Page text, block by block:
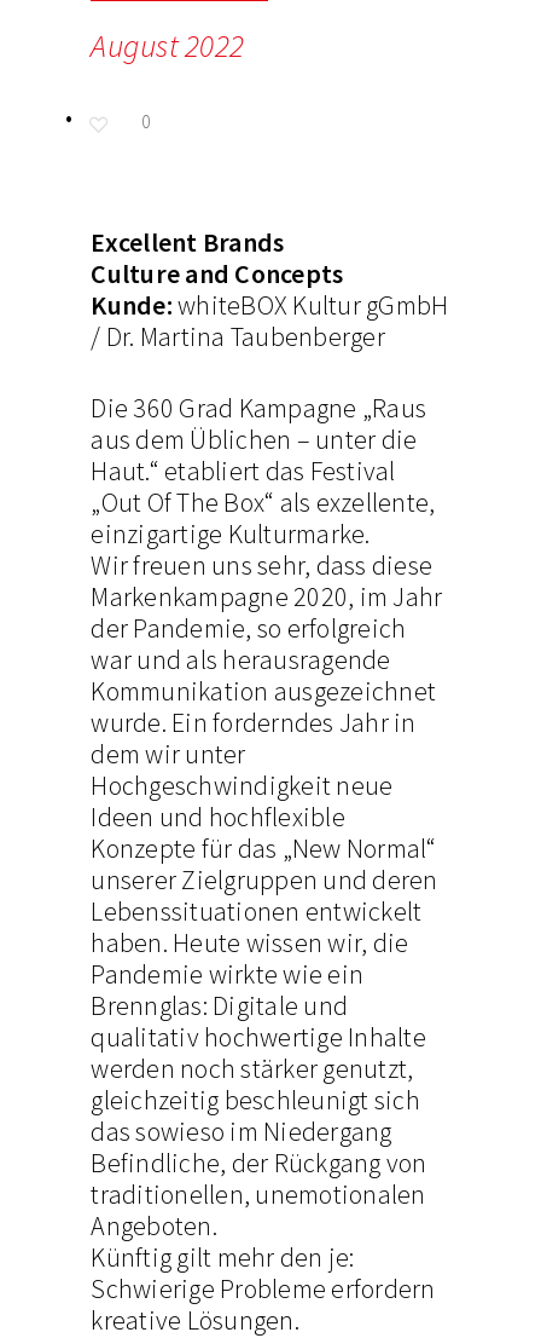
August 2022
0
Excellent Brands
Culture and Concepts
Kunde:whiteBOX Kultur gGmbH
/ Dr. Martina Taubenberger
Die 360 Grad Kampagne „Raus
aus dem Üblichen – unter die
Haut.“ etabliert das Festival
„Out Of The Box“ als exzellente,
einzigartige Kulturmarke.
Wir freuen uns sehr, dass diese
Markenkampagne 2020, im Jahr
der Pandemie, so erfolgreich
war und als herausragende
Kommunikation ausgezeichnet
wurde. Ein forderndes Jahr in
dem wir unter
Hochgeschwindigkeit neue
Ideen und hochflexible
Konzepte für das „New Normal“
unserer Zielgruppen und deren
Lebenssituationen entwickelt
haben. Heute wissen wir, die
Pandemie wirkte wie ein
Brennglas: Digitale und
qualitativ hochwertige Inhalte
werden noch stärker genutzt,
gleichzeitig beschleunigt sich
das sowieso im Niedergang
Befindliche, der Rückgang von
traditionellen, unemotionalen
Angeboten.
Künftig gilt mehr den je:
Schwierige Probleme erfordern
kreative Lösungen.